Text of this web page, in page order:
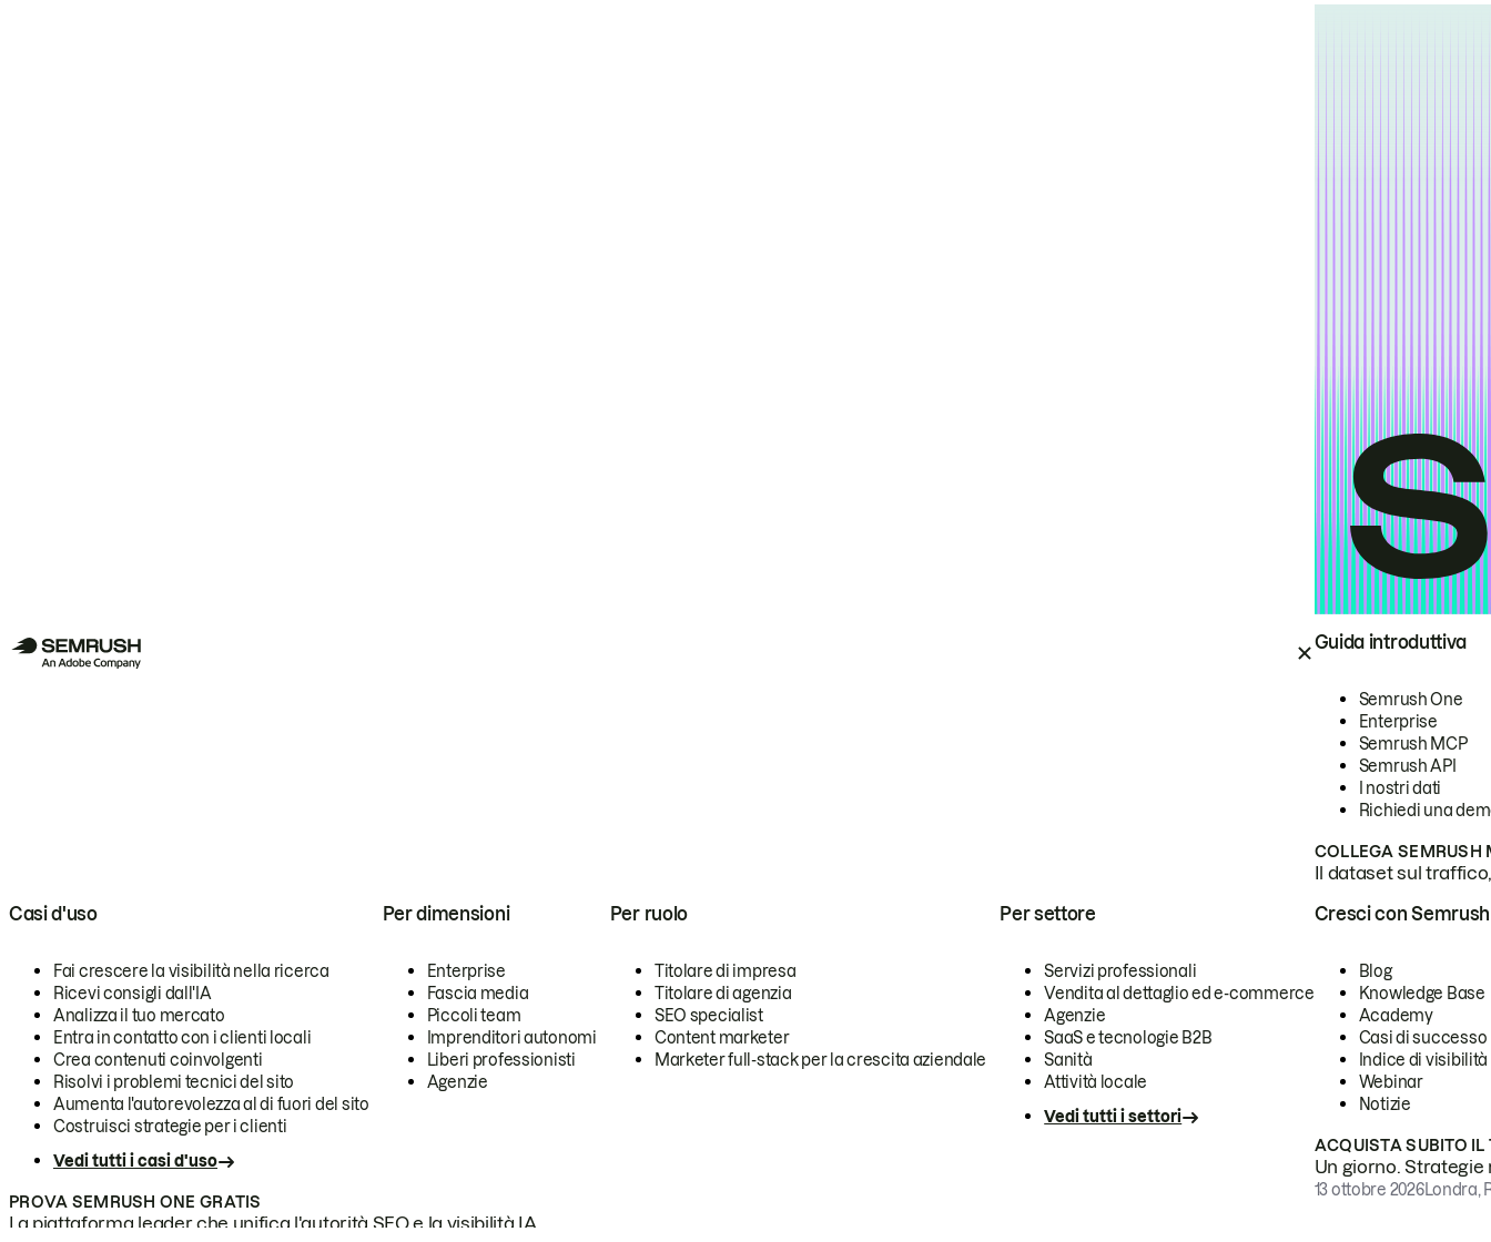
Guida introduttiva
Semrush One
Enterprise
Semrush MCP
Semrush API
I nostri dati
Richiedi una
COLLEGA SEMRUSH
Il dataset sul
Casi d'uso
Fai crescere la visibilità nella ricerca
Ricevi consigli dall'IA
Analizza il tuo mercato
Entra in contatto con i clienti locali
Crea contenuti coinvolgenti
Risolvi i problemi tecnici del sito
Aumenta l'autorevolezza al di fuori del sito
Costruisci strategie per i clienti
Vedi tutti i casi d'uso
Per dimensioni
Enterprise
Fascia media
Piccoli team
Imprenditori autonomi
Liberi professionisti
Agenzie
Per ruolo
Titolare di impresa
Titolare di agenzia
SEO specialist
Content marketer
Marketer full-stack per la crescita aziendale
Per settore
Servizi professionali
Vendita al dettaglio ed e-commerce
Agenzie
SaaS e tecnologie B2B
Sanità
Attività locale
Vedi tutti i settori
PROVA SEMRUSH ONE GRATIS
La piattaforma leader che unifica l'autorità SEO e la visibilità IA.
Cresci con Semrush
Blog
Knowledge Base
Academy
Casi di successo
Indice di visibilità
Webinar
Notizie
ACQUISTA SUBITO IL
Un giorno.
13 ottobre 2026Londra,